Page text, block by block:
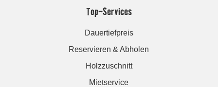
Top-Services
Dauertiefpreis
Reservieren & Abholen
Holzzuschnitt
Mietservice